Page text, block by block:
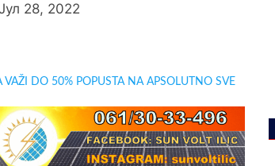
28, 2022
VAŽI DO 50% POPUSTA NA APSOLUTNO SVE